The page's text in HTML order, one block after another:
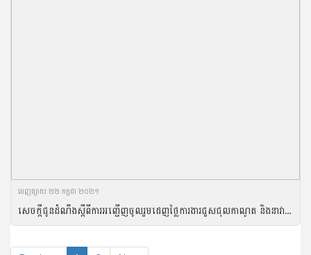
ចេញ​ផ្សាយ​ ២២ កក្កដា ២០២១
សេចក្តីជូនដំណឹងស្តីពីការអញ្ជើញចូលរួមដេញថ្លៃការងារជួសជុលកាណូត និងនាវាដែក ប្រចាំឆ្នាំ២០២១ របស់រដ្ឋបាលជលផល